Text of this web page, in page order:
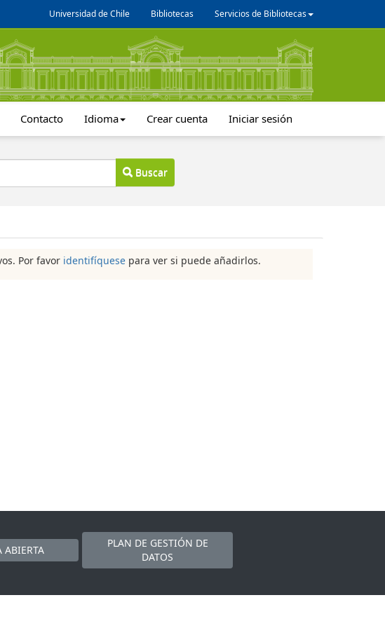
Universidad de Chile Bibliotecas Servicios de Bibliotecas
Contacto Idioma Crear cuenta Iniciar sesión
Buscar
Por favor identifíquese para ver si puede añadirlos.
ABIERTA
PLAN DE GESTIÓN DE
DATOS